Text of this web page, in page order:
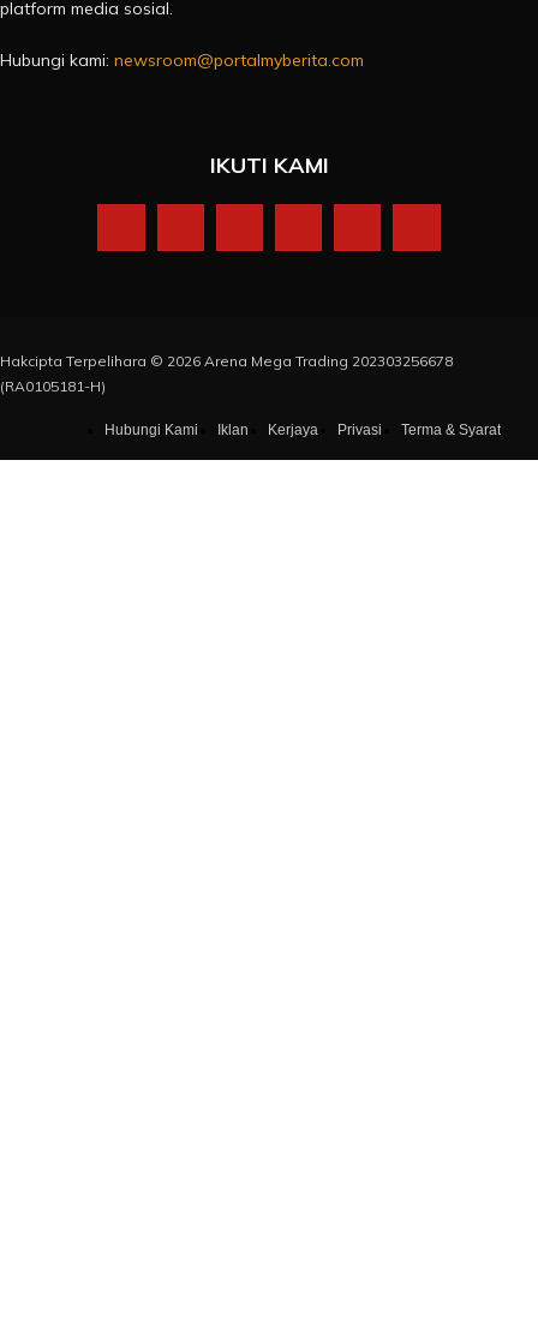
platform media sosial.
Hubungi kami: newsroom@portalmyberita.com
IKUTI KAMI
Hakcipta Terpelihara © 2026 Arena Mega Trading 202303256678
(RA0105181-H)
Hubungi Kami Iklan Kerjaya Privasi Terma & Syarat